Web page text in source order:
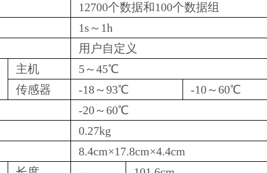
12700个数据和100个数据组
1s～1h
用户自定义
主机
5～45℃
传感器
-18～93℃
-10～60℃
-20～60℃
0.27kg
8.4cm×17.8cm×4.4cm